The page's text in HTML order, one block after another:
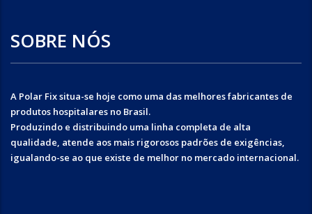
SOBRE NÓS
A Polar Fix situa-se hoje como uma das melhores fabricantes de
produtos hospitalares no Brasil.
Produzindo e distribuindo uma linha completa de alta
qualidade, atende aos mais rigorosos padrões de exigências,
igualando-se ao que existe de melhor no mercado internacional.